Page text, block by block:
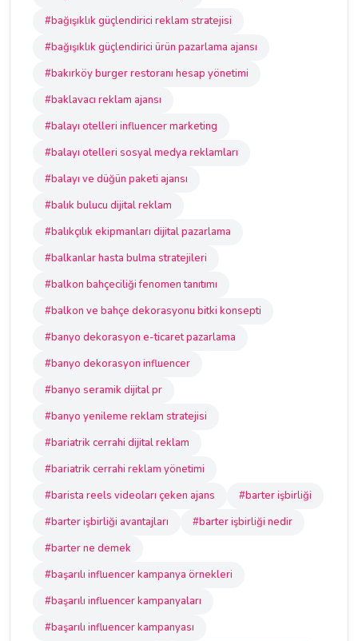
#bağışıklık güçlendirici reklam stratejisi
#bağışıklık güçlendirici ürün pazarlama ajansı
#bakırköy burger restoranı hesap yönetimi
#baklavacı reklam ajansı
#balayı otelleri influencer marketing
#balayı otelleri sosyal medya reklamları
#balayı ve düğün paketi ajansı
#balık bulucu dijital reklam
#balıkçılık ekipmanları dijital pazarlama
#balkanlar hasta bulma stratejileri
#balkon bahçeciliği fenomen tanıtımı
#balkon ve bahçe dekorasyonu bitki konsepti
#banyo dekorasyon e-ticaret pazarlama
#banyo dekorasyon influencer
#banyo seramik dijital pr
#banyo yenileme reklam stratejisi
#bariatrik cerrahi dijital reklam
#bariatrik cerrahi reklam yönetimi
#barista reels videoları çeken ajans
#barter işbirliği
#barter işbirliği avantajları
#barter işbirliği nedir
#barter ne demek
#başarılı influencer kampanya örnekleri
#başarılı influencer kampanyaları
#başarılı influencer kampanyası